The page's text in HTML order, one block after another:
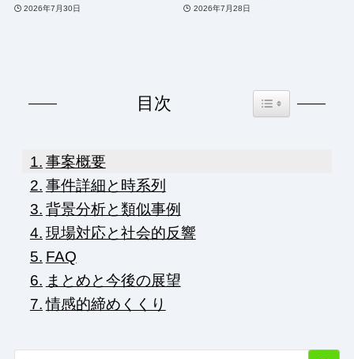
2026年7月30日 2026年7月28日
目次 Toggle Table of
事案概要
事件詳細と時系列
背景分析と類似事例
現場対応と社会的反響
FAQ
まとめと今後の展望
情感的締めくくり